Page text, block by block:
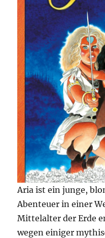
Aria ist ein junge,
Abenteuer in einer
Mittelalter der Erde
wegen einiger